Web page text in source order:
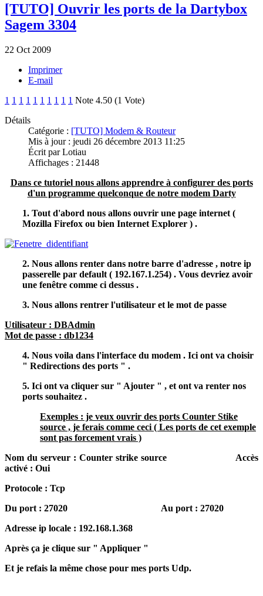
[TUTO] Ouvrir les ports de la Dartybox
Sagem 3304
22 Oct 2009
Imprimer
E-mail
1 1 1 1 1 1 1 1 1 1 Note 4.50 (1 Vote)
Détails
Catégorie : [TUTO] Modem & Routeur
Mis à jour : jeudi 26 décembre 2013 11:25
Écrit par Lotiau
Affichages : 21448
Dans ce tutoriel nous allons apprendre à configurer des ports
d'un programme quelconque de notre modem Darty
1. Tout d'abord nous allons ouvrir une page internet (
Mozilla Firefox ou bien Internet Explorer ) .
2. Nous allons renter dans notre barre d'adresse , notre ip
passerelle par default ( 192.167.1.254) . Vous devriez avoir
une fenêtre comme ci dessus .
3. Nous allons rentrer l'utilisateur et le mot de passe
Utilisateur : DBAdmin
Mot de passe : db1234
4. Nous voila dans l'interface du modem . Ici ont va choisir
" Redirections des ports " .
5. Ici ont va cliquer sur " Ajouter " , et ont va renter nos
ports souhaitez .
Exemples : je veux ouvrir des ports Counter Stike
source , je ferais comme ceci ( Les ports de cet exemple
sont pas forcement vrais )
Nom du serveur : Counter strike source Accès
activé : Oui
Protocole : Tcp
Du port : 27020 Au port : 27020
Adresse ip locale : 192.168.1.368
Après ça je clique sur " Appliquer "
Et je refais la même chose pour mes ports Udp.